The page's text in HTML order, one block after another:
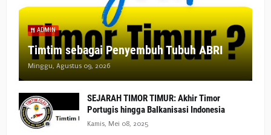
ADMIN
Timtim sebagai Penyembuh Tubuh ABRI
Minggu, Agustus 09, 2026
SEJARAH TIMOR TIMUR: Akhir Timor
Portugis hingga Balkanisasi Indonesia
Kamis, Mei 08, 2025